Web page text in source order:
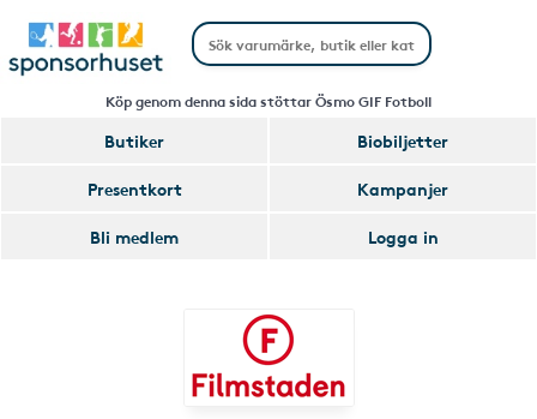
Köp genom denna sida stöttar Ösmo GIF Fotboll
Butiker
Biobiljetter
Presentkort
Kampanjer
Bli medlem
Logga in